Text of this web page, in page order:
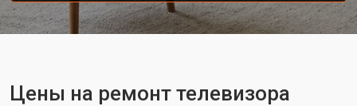
Цены на ремонт телевизора